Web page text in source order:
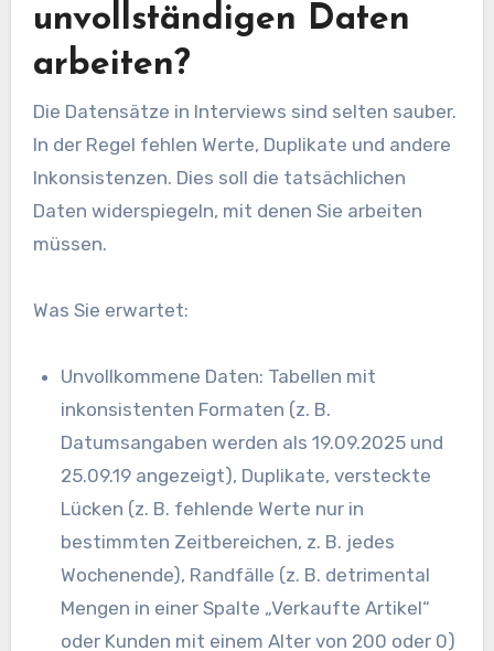
unvollständigen Daten
arbeiten?
Die Datensätze in Interviews sind selten sauber.
In der Regel fehlen Werte, Duplikate und andere
Inkonsistenzen. Dies soll die tatsächlichen
Daten widerspiegeln, mit denen Sie arbeiten
müssen.
Was Sie erwartet:
Unvollkommene Daten: Tabellen mit
inkonsistenten Formaten (z. B.
Datumsangaben werden als 19.09.2025 und
25.09.19 angezeigt), Duplikate, versteckte
Lücken (z. B. fehlende Werte nur in
bestimmten Zeitbereichen, z. B. jedes
Wochenende), Randfälle (z. B. detrimental
Mengen in einer Spalte „Verkaufte Artikel“
oder Kunden mit einem Alter von 200 oder 0)